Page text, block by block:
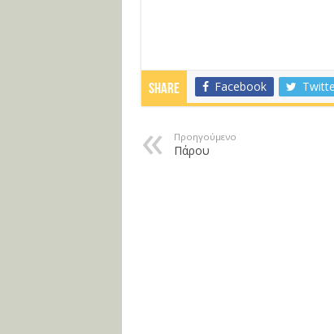
Share Facebook
Προηγούμενο
Πάρου